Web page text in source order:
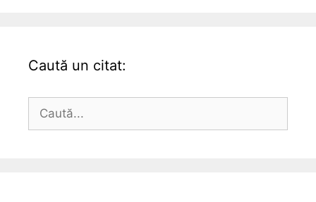
Caută un citat:
Caută